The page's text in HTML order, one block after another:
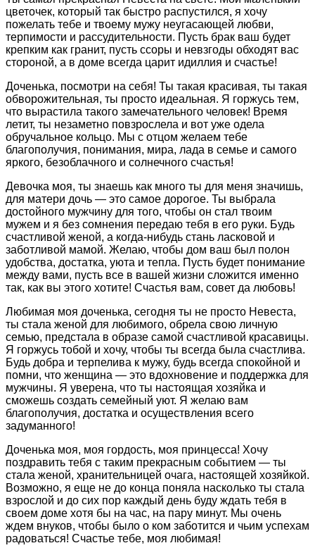
цветочек, который так быстро распустился, я хочу
пожелать тебе и твоему мужу неугасающей любви,
терпимости и рассудительности. Пусть брак ваш будет
крепким как гранит, пусть ссоры и невзгоды обходят вас
стороной, а в доме всегда царит идиллия и счастье!
Доченька, посмотри на себя! Ты такая красивая, ты такая
обворожительная, ты просто идеальная. Я горжусь тем,
что вырастила такого замечательного человек! Время
летит, ты незаметно повзрослела и вот уже одела
обручальное кольцо. Мы с отцом желаем тебе
благополучия, понимания, мира, лада в семье и самого
яркого, безоблачного и солнечного счастья!
Девочка моя, ты знаешь как много ты для меня значишь,
для матери дочь — это самое дорогое. Ты выбрала
достойного мужчину для того, чтобы он стал твоим
мужем и я без сомнения передаю тебя в его руки. Будь
счастливой женой, а когда-нибудь стань ласковой и
заботливой мамой. Желаю, чтобы дом ваш был полон
удобства, достатка, уюта и тепла. Пусть будет понимание
между вами, пусть все в вашей жизни сложится именно
так, как вы этого хотите! Счастья вам, совет да любовь!
Любимая моя доченька, сегодня ты не просто Невеста,
ты стала женой для любимого, обрела свою личную
семью, предстала в образе самой счастливой красавицы.
Я горжусь тобой и хочу, чтобы ты всегда была счастлива.
Будь добра и терпелива к мужу, будь всегда спокойной и
помни, что женщина — это вдохновение и поддержка для
мужчины. Я уверена, что ты настоящая хозяйка и
сможешь создать семейный уют. Я желаю вам
благополучия, достатка и осуществления всего
задуманного!
Доченька моя, моя гордость, моя принцесса! Хочу
поздравить тебя с таким прекрасным событием — ты
стала женой, хранительницей очага, настоящей хозяйкой.
Возможно, я еще не до конца поняла насколько ты стала
взрослой и до сих пор каждый день буду ждать тебя в
своем доме хотя бы на час, на пару минут. Мы очень
ждем внуков, чтобы было о ком заботится и чьим успехам
радоваться! Счастье тебе, моя любимая!